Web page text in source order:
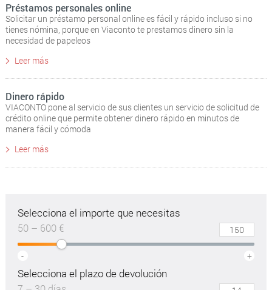
Préstamos personales online
Solicitar un préstamo personal online es fácil y rápido incluso si no
tienes nómina, porque en Viaconto te prestamos dinero sin la
necesidad de papeleos
Leer más
Dinero rápido
VIACONTO pone al servicio de sus clientes un servicio de solicitud de
crédito online que permite obtener dinero rápido en minutos de
manera fácil y cómoda
Leer más
Selecciona el importe que necesitas
50 – 600 €
- +
Selecciona el plazo de devolución